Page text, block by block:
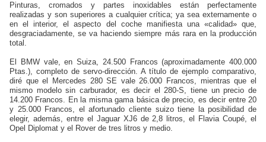
Pinturas, cromados y partes inoxidables están perfectamente
realizadas y son superiores a cualquier crítica; ya sea externamente o
en el interior, el aspecto del coche manifiesta una «calidad» que,
desgraciadamente, se va haciendo siempre más rara en la producción
total.
El BMW vale, en Suiza, 24.500 Francos (aproximadamente 400.000
Ptas.), completo de servo-dirección. A título de ejemplo comparativo,
diré que el Mercedes 280 SE vale 26.000 Francos, mientras que el
mismo modelo sin carburador, es decir el 280-S, tiene un precio de
14.200 Francos. En la misma gama básica de precio, es decir entre 20
y 25.000 Francos, el afortunado cliente suizo tiene la posibilidad de
elegir, además, entre el Jaguar XJ6 de 2,8 litros, el Flavia Coupé, el
Opel Diplomat y el Rover de tres litros y medio.